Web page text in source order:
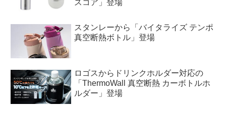
スコア」登場
スタンレーから「バイタライズ テンポ
真空断熱ボトル」登場
ロゴスからドリンクホルダー対応の
「ThermoWall 真空断熱 カーボトルホ
ルダー」登場